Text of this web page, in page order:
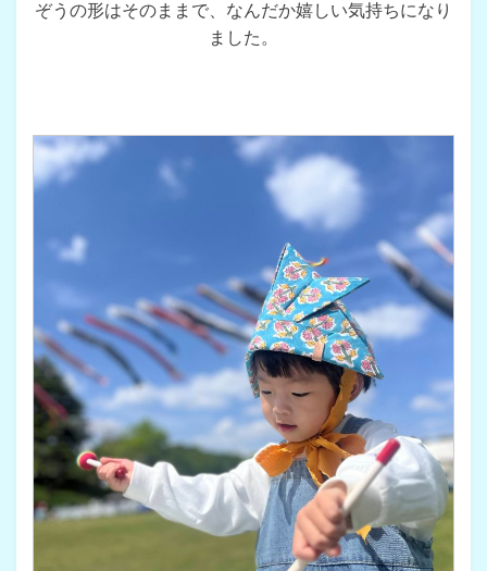
ぞうの形はそのままで、なんだか嬉しい気持ちになり
ました。